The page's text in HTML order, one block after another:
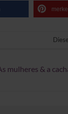
mulheres & a